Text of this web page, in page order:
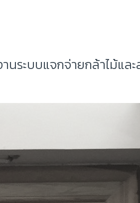
านระบบแจกจ่ายกล้าไม้แ